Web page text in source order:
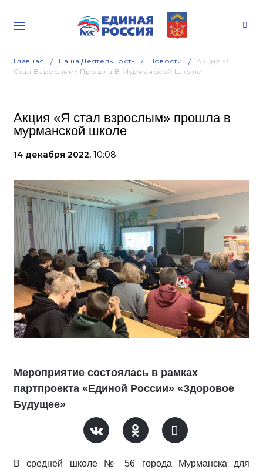
Главная Наша Деятельность Новости
Акция «Я
Стал Взрослым» Прошла В Мурманской Школе
Акция «Я стал взрослым» прошла в
мурманской школе
14 декабря 2022, 10:08
Мероприятие состоялась в рамках
партпроекта «Единой России» «Здоровое
Будущее»
В средней школе № 56 города Мурманска для